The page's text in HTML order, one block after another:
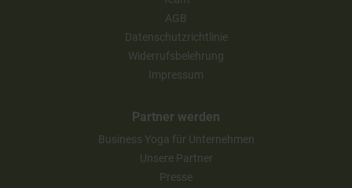
AGB
Datenschutzrichtlinie
Widerrufsbelehrung
Impressum
Partner werden
Business Yoga für Unternehmen
Unsere Partner
Presse